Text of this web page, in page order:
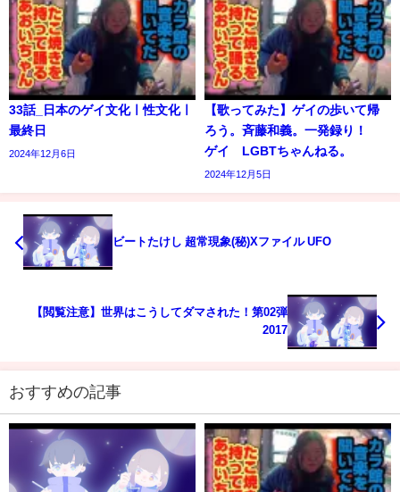
33話_日本のゲイ文化ㅣ性文化ㅣ
最終日
2024年12月6日
【歌ってみた】ゲイの歩いて帰
ろう。斉藤和義。一発録り！
ゲイ LGBTちゃんねる。
2024年12月5日
ビートたけし 超常現象(秘)Xファイル UFO
【閲覧注意】世界はこうしてダマされた！第02弾
2017
おすすめの記事